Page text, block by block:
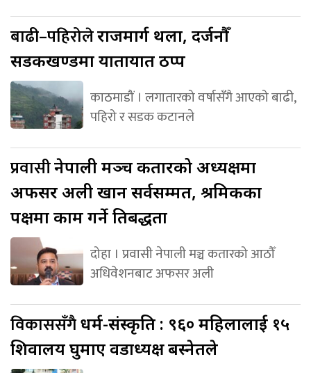
बाढी–पहिरोलेराजमार्ग थला, दर्जनौँ
सडकखण्डमा यातायात ठप्प
काठमाडौं । लगातारको वर्षासँगै आएको बाढी,
पहिरो र सडक कटानले
प्रवासीनेपाली मञ्च कतारको अध्यक्षमा
अफसर अली खान सर्वसम्मत, श्रमिकका
पक्षमा काम गर्ने प्रतिबद्धता
दोहा । प्रवासी नेपाली मञ्च कतारको आठौँ
अधिवेशनबाट अफसर अली
विकाससँगैधर्म-संस्कृति : ९६० महिलालाई १५
शिवालय घुमाए वडाध्यक्ष बस्नेतले